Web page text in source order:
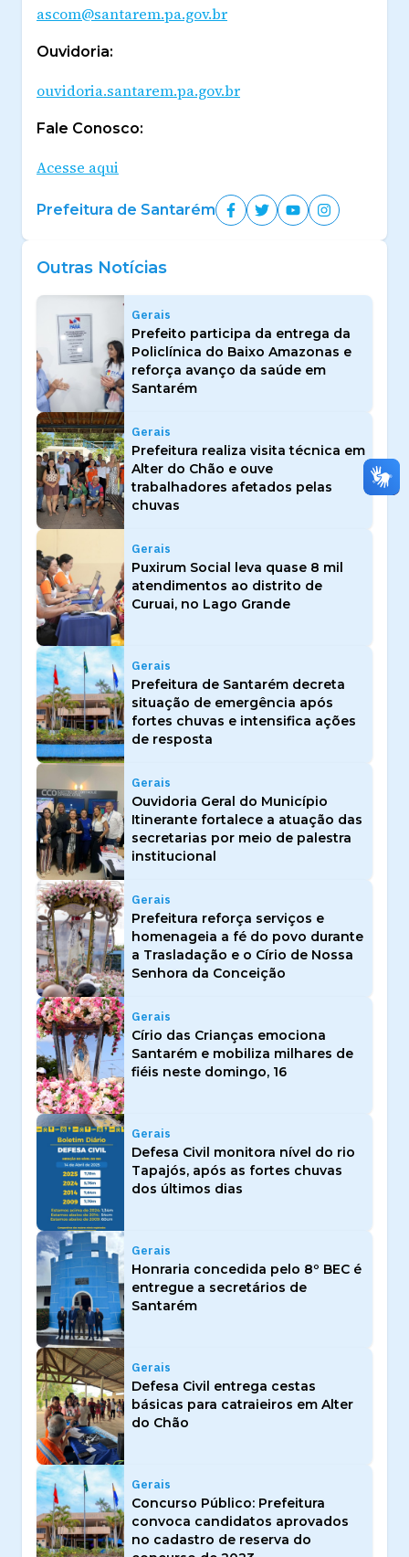
ascom@santarem.pa.gov.br
Ouvidoria:
ouvidoria.santarem.pa.gov.br
Fale Conosco:
Acesse aqui
Prefeitura de Santarém
Outras Notícias
Gerais
Prefeito participa da entrega da
Policlínica do Baixo Amazonas e
reforça avanço da saúde em
Santarém
Gerais
Prefeitura realiza visita técnica em
Alter do Chão e ouve
trabalhadores afetados pelas
chuvas
Gerais
Puxirum Social leva quase 8 mil
atendimentos ao distrito de
Curuai, no Lago Grande
Gerais
Prefeitura de Santarém decreta
situação de emergência após
fortes chuvas e intensifica ações
de resposta
Gerais
Ouvidoria Geral do Município
Itinerante fortalece a atuação das
secretarias por meio de palestra
institucional
Gerais
Prefeitura reforça serviços e
homenageia a fé do povo durante
a Trasladação e o Círio de Nossa
Senhora da Conceição
Gerais
Círio das Crianças emociona
Santarém e mobiliza milhares de
fiéis neste domingo, 16
Gerais
Defesa Civil monitora nível do rio
Tapajós, após as fortes chuvas
dos últimos dias
Gerais
Honraria concedida pelo 8º BEC é
entregue a secretários de
Santarém
Gerais
Defesa Civil entrega cestas
básicas para catraieiros em Alter
do Chão
Gerais
Concurso Público: Prefeitura
convoca candidatos aprovados
no cadastro de reserva do